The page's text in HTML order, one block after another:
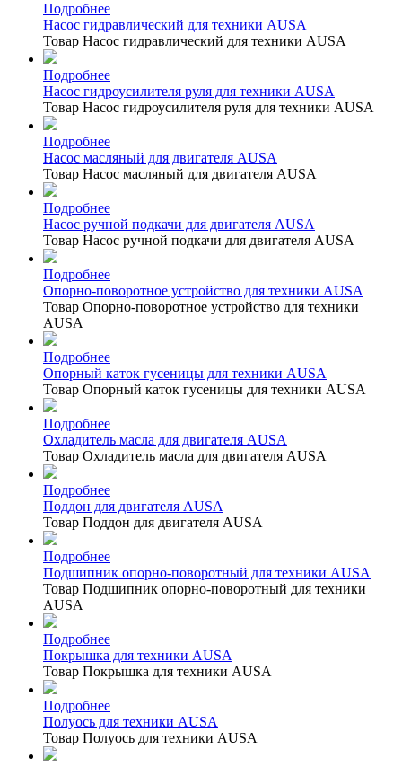
Подробнее
Насос гидравлический для техники AUSA
Товар Насос гидравлический для техники AUSA
Подробнее
Насос гидроусилителя руля для техники AUSA
Товар Насос гидроусилителя руля для техники AUSA
Подробнее
Насос масляный для двигателя AUSA
Товар Насос масляный для двигателя AUSA
Подробнее
Насос ручной подкачи для двигателя AUSA
Товар Насос ручной подкачи для двигателя AUSA
Подробнее
Опорно-поворотное устройство для техники AUSA
Товар Опорно-поворотное устройство для техники
AUSA
Подробнее
Опорный каток гусеницы для техники AUSA
Товар Опорный каток гусеницы для техники AUSA
Подробнее
Охладитель масла для двигателя AUSA
Товар Охладитель масла для двигателя AUSA
Подробнее
Поддон для двигателя AUSA
Товар Поддон для двигателя AUSA
Подробнее
Подшипник опорно-поворотный для техники AUSA
Товар Подшипник опорно-поворотный для техники
AUSA
Подробнее
Покрышка для техники AUSA
Товар Покрышка для техники AUSA
Подробнее
Полуось для техники AUSA
Товар Полуось для техники AUSA